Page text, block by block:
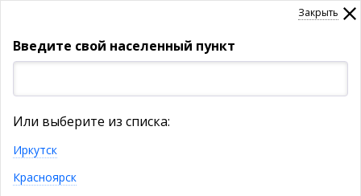
УКАЖИТЕ НАСЕЛЕННЫЙ ПУНКТ
Закрыть
Введите свой населенный пункт
Или выберите из списка:
Иркутск
Красноярск